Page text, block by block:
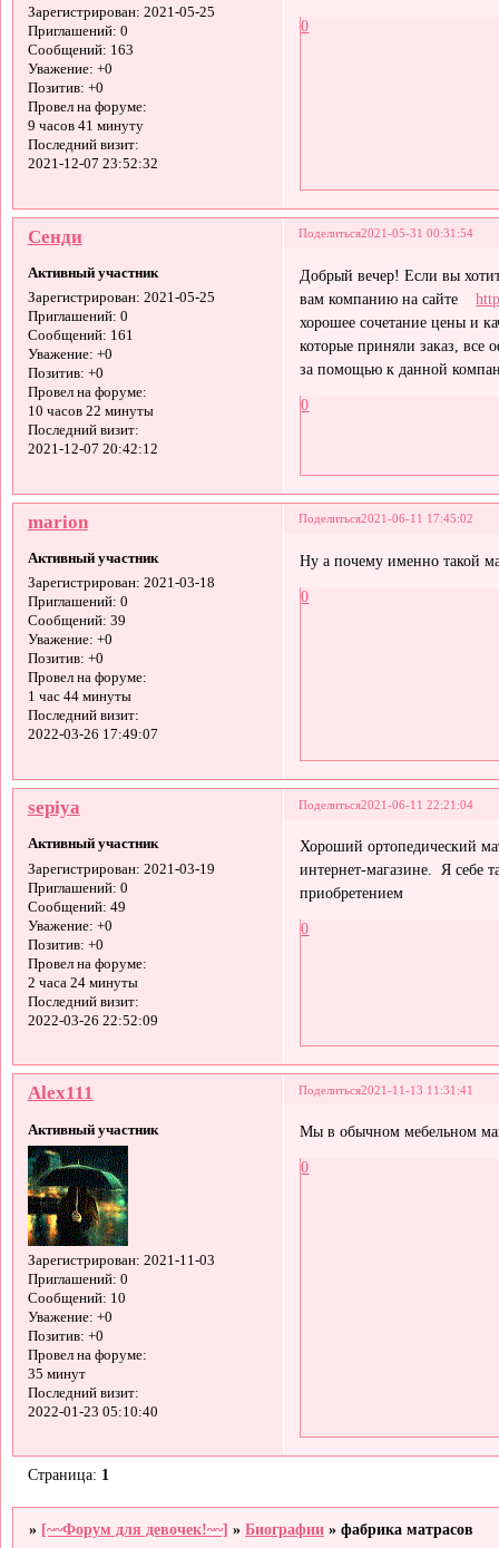
Зарегистрирован: 2021-05-25
Приглашений: 0
Сообщений: 163
Уважение: +0
Позитив: +0
Провел на форуме:
9 часов 41 минуту
Последний визит:
2021-12-07 23:52:32
0
Поделиться2021-05-31 00:31:54
Сенди
Активный участник
Зарегистрирован: 2021-05-25
Приглашений: 0
Сообщений: 161
Уважение: +0
Позитив: +0
Провел на форуме:
10 часов 22 минуты
Последний визит:
2021-12-07 20:42:12
Добрый вечер! Если вы
вам компанию на сайте
хорошее сочетание цены и
которые приняли заказ,
за помощью к данной
0
Поделиться2021-06-11 17:45:02
marion
Активный участник
Зарегистрирован: 2021-03-18
Приглашений: 0
Сообщений: 39
Уважение: +0
Позитив: +0
Провел на форуме:
1 час 44 минуты
Последний визит:
2022-03-26 17:49:07
Ну а почему именно такой
0
Поделиться2021-06-11 22:21:04
sepiya
Активный участник
Зарегистрирован: 2021-03-19
Приглашений: 0
Сообщений: 49
Уважение: +0
Позитив: +0
Провел на форуме:
2 часа 24 минуты
Последний визит:
2022-03-26 22:52:09
Хороший ортопедический
интернет-магазине. Я себе
приобретением
0
Поделиться2021-11-13 11:31:41
Alex111
Активный участник
Зарегистрирован: 2021-11-03
Приглашений: 0
Сообщений: 10
Уважение: +0
Позитив: +0
Провел на форуме:
35 минут
Последний визит:
2022-01-23 05:10:40
Мы в обычном мебельном
0
Страница: 1
» [~~Форум для девочек!~~] »Биографии »фабрика матрасов